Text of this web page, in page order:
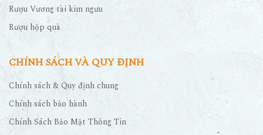
Rượu Vương tài kim ngưu
Rượu hộp quà
CHÍNH SÁCH VÀ QUY ĐỊNH
Chính sách & Quy định chung
Chính sách bảo hành
Chính Sách Bảo Mật Thông Tin